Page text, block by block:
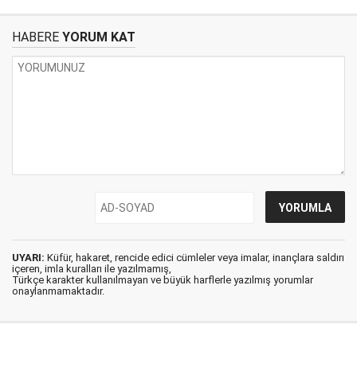
HABERE YORUM KAT
UYARI: Küfür, hakaret, rencide edici cümleler veya imalar, inançlara saldırı
içeren, imla kuralları ile yazılmamış,
Türkçe karakter kullanılmayan ve büyük harflerle yazılmış yorumlar
onaylanmamaktadır.